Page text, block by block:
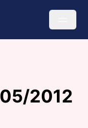
2012